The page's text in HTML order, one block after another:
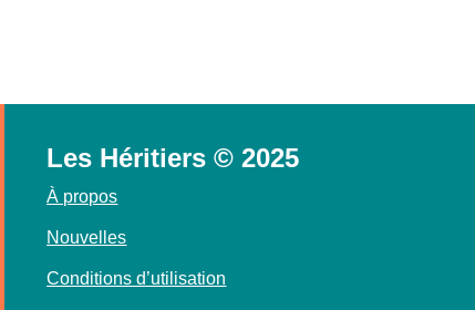
Les Héritiers © 2025
À propos
Nouvelles
Conditions d’utilisation